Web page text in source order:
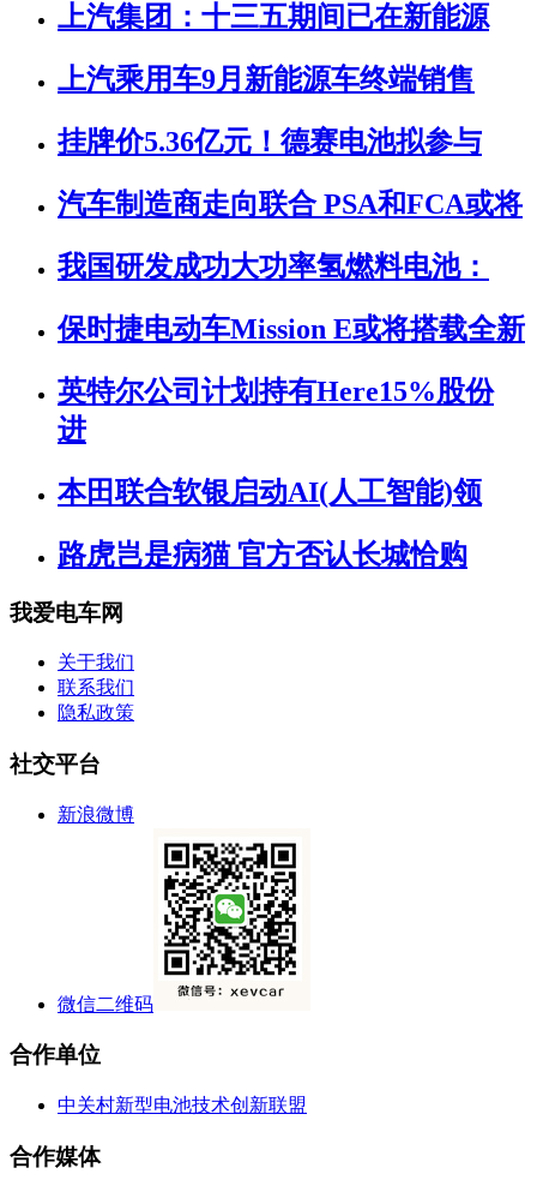
上汽集团：十三五期间已在新能源
上汽乘用车9月新能源车终端销售
挂牌价5.36亿元！德赛电池拟参与
汽车制造商走向联合 PSA和FCA或将
我国研发成功大功率氢燃料电池：
保时捷电动车Mission E或将搭载全新
英特尔公司计划持有Here15%股份
进
本田联合软银启动AI(人工智能)领
路虎岂是病猫 官方否认长城恰购
我爱电车网
关于我们
联系我们
隐私政策
社交平台
新浪微博
微信二维码
合作单位
中关村新型电池技术创新联盟
合作媒体